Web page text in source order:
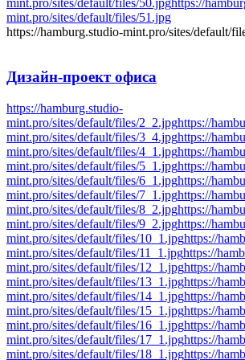
mint.pro/sites/default/files/51.jpg
https://hamburg.studio-mint.pro/sites/default/
Дизайн-проектофиса
https://hamburg.studio-
mint.pro/sites/default/files/2_2.jpghttps://
mint.pro/sites/default/files/3_4.jpghttps://
mint.pro/sites/default/files/4_1.jpghttps://
mint.pro/sites/default/files/5_1.jpghttps://
mint.pro/sites/default/files/6_1.jpghttps://
mint.pro/sites/default/files/7_1.jpghttps://
mint.pro/sites/default/files/8_2.jpghttps://
mint.pro/sites/default/files/9_2.jpghttps://
mint.pro/sites/default/files/10_1.jpghttps://
mint.pro/sites/default/files/11_1.jpghttps://
mint.pro/sites/default/files/12_1.jpghttps://
mint.pro/sites/default/files/13_1.jpghttps://
mint.pro/sites/default/files/14_1.jpghttps://
mint.pro/sites/default/files/15_1.jpghttps://
mint.pro/sites/default/files/16_1.jpghttps://
mint.pro/sites/default/files/17_1.jpghttps://
mint.pro/sites/default/files/18_1.jpghttps://